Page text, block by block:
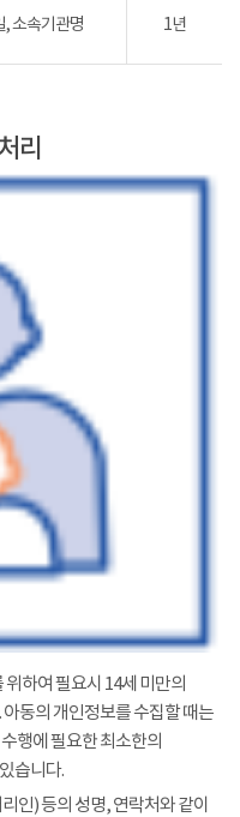
, 소속기관명 1년
리
하여 필요시 14세 미만의
동의 개인정보를 수집할 때는
행에 필요한 최소한의
습니다.
인) 등의 성명, 연락처와 같이